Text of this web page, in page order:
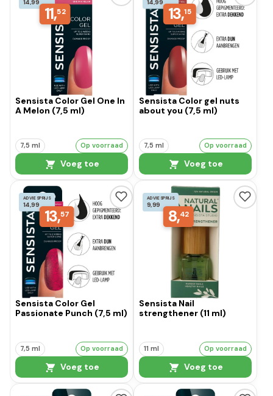
11,52
Sensista Color Gel One In
A Melon (7,5 ml)
7,5 ml Op voorraad
Voeg toe
13,15
Sensista Color gel nuts
about you (7,5 ml)
7,5 ml Op voorraad
Voeg toe
ADVIESPRIJS
14,99
13,57
Sensista Color Gel
Passionate Punch (7,5 ml)
7,5 ml Op voorraad
Voeg toe
ADVIESPRIJS
9,99
8,42
Sensista Nail
strengthener (11 ml)
11 ml Op voorraad
Voeg toe